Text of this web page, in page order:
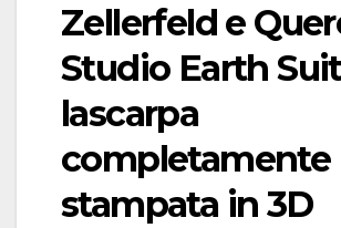
Zellerfeld e
Studio Earth
lascarpa
completamente
stampata in 3D